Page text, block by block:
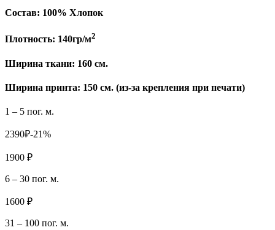
Состав: 100% Хлопок
Плотность: 140гр/м2
Ширина ткани: 160 см.
Ширина принта: 150 см. (из-за крепления при печати)
1 – 5 пог. м.
2390₽-21%
1900 ₽
6 – 30 пог. м.
1600 ₽
31 – 100 пог. м.